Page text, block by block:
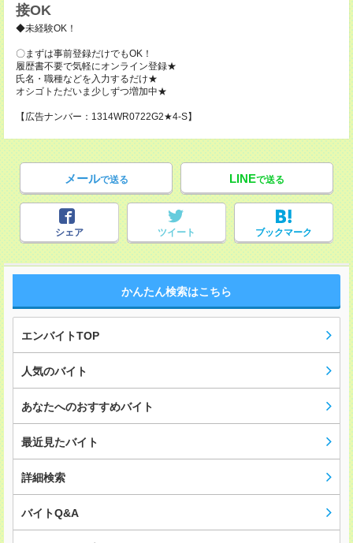
接OK
◆未経験OK！
〇まずは事前登録だけでもOK！
履歴書不要で気軽にオンライン登録★
氏名・職種などを入力するだけ★
オシゴトただいま少しずつ増加中★
【広告ナンバー：1314WR0722G2★4-S】
メールで送る LINEで送る
シェア ツイート ブックマーク
かんたん検索はこちら
エンバイトTOP
人気のバイト
あなたへのおすすめバイト
最近見たバイト
詳細検索
バイトQ&A